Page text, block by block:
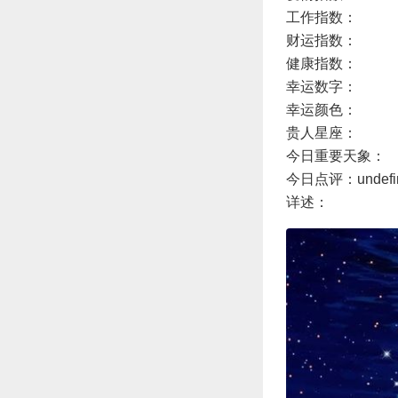
工作指数：
财运指数：
健康指数：
幸运数字：
幸运颜色：
贵人星座：
今日重要天象：
今日点评：
详述：